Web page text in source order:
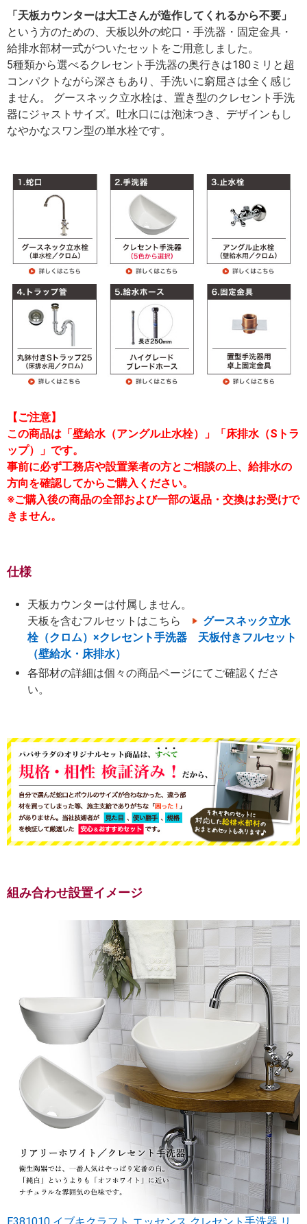
「天板カウンターは大工さんが造作してくれるから不要」
という方のための、天板以外の蛇口・手洗器・固定金具・
給排水部材一式がついたセットをご用意しました。
5種類から選べるクレセント手洗器の奥行きは180ミリと超
コンパクトながら深さもあり、手洗いに窮屈さは全く感じ
ません。 グースネック立水栓は、置き型のクレセント手洗
器にジャストサイズ。吐水口には泡沫つき、デザインもし
なやかなスワン型の単水栓です。
【ご注意】
この商品は「壁給水（アングル止水栓）」「床排水（Sトラ
ップ）」です。
事前に必ず工務店や設置業者の方とご相談の上、給排水の
方向を確認してからご購入ください。
※ご購入後の商品の全部および一部の返品・交換はお受けで
きません。
仕様
天板カウンターは付属しません。
天板を含むフルセットはこちら
グースネック立水
栓（クロム）×クレセント手洗器 天板付きフルセット
（壁給水・床排水）
各部材の詳細は個々の商品ページにてご確認くださ
い。
組み合わせ設置イメージ